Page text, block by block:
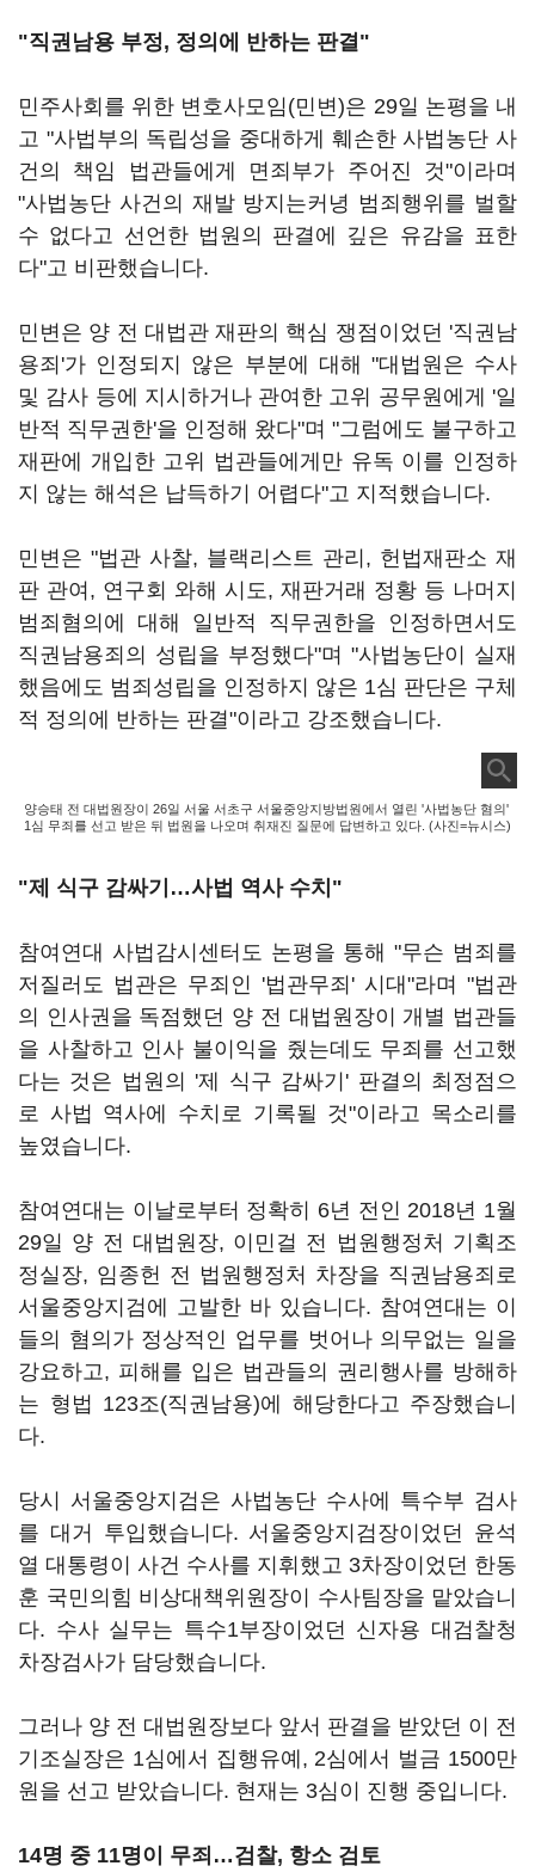
"직권남용 부정, 정의에 반하는 판결"
민주사회를 위한 변호사모임(민변)은 29일 논평을 내
고 "사법부의 독립성을 중대하게 훼손한 사법농단 사
건의 책임 법관들에게 면죄부가 주어진 것"이라며
"사법농단 사건의 재발 방지는커녕 범죄행위를 벌할
수 없다고 선언한 법원의 판결에 깊은 유감을 표한
다"고 비판했습니다.
민변은 양 전 대법관 재판의 핵심 쟁점이었던 '직권남
용죄'가 인정되지 않은 부분에 대해 "대법원은 수사
및 감사 등에 지시하거나 관여한 고위 공무원에게 '일
반적 직무권한'을 인정해 왔다"며 "그럼에도 불구하고
재판에 개입한 고위 법관들에게만 유독 이를 인정하
지 않는 해석은 납득하기 어렵다"고 지적했습니다.
민변은 "법관 사찰, 블랙리스트 관리, 헌법재판소 재
판 관여, 연구회 와해 시도, 재판거래 정황 등 나머지
범죄혐의에 대해 일반적 직무권한을 인정하면서도
직권남용죄의 성립을 부정했다"며 "사법농단이 실재
했음에도 범죄성립을 인정하지 않은 1심 판단은 구체
적 정의에 반하는 판결"이라고 강조했습니다.
양승태 전 대법원장이 26일 서울 서초구 서울중앙지방법원에서 열린 '사법농단 혐의'
1심 무죄를 선고 받은 뒤 법원을 나오며 취재진 질문에 답변하고 있다. (사진=뉴시스)
"제 식구 감싸기…사법 역사 수치"
참여연대 사법감시센터도 논평을 통해 "무슨 범죄를
저질러도 법관은 무죄인 '법관무죄' 시대"라며 "법관
의 인사권을 독점했던 양 전 대법원장이 개별 법관들
을 사찰하고 인사 불이익을 줬는데도 무죄를 선고했
다는 것은 법원의 '제 식구 감싸기' 판결의 최정점으
로 사법 역사에 수치로 기록될 것"이라고 목소리를
높였습니다.
참여연대는 이날로부터 정확히 6년 전인 2018년 1월
29일 양 전 대법원장, 이민걸 전 법원행정처 기획조
정실장, 임종헌 전 법원행정처 차장을 직권남용죄로
서울중앙지검에 고발한 바 있습니다. 참여연대는 이
들의 혐의가 정상적인 업무를 벗어나 의무없는 일을
강요하고, 피해를 입은 법관들의 권리행사를 방해하
는 형법 123조(직권남용)에 해당한다고 주장했습니
다.
당시 서울중앙지검은 사법농단 수사에 특수부 검사
를 대거 투입했습니다. 서울중앙지검장이었던 윤석
열 대통령이 사건 수사를 지휘했고 3차장이었던 한동
훈 국민의힘 비상대책위원장이 수사팀장을 맡았습니
다. 수사 실무는 특수1부장이었던 신자용 대검찰청
차장검사가 담당했습니다.
그러나 양 전 대법원장보다 앞서 판결을 받았던 이 전
기조실장은 1심에서 집행유예, 2심에서 벌금 1500만
원을 선고 받았습니다. 현재는 3심이 진행 중입니다.
14명 중 11명이 무죄…검찰, 항소 검토